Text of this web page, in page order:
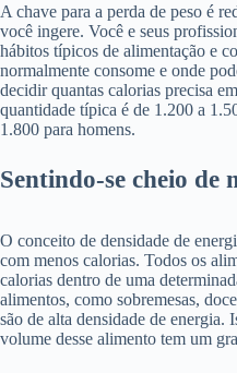
A chave para a perda de peso é
você ingere. Você e seus
hábitos típicos de alimentação e
normalmente consome e onde
decidir quantas calorias precisa
quantidade típica é de 1.200 a
1.800 para homens.
Sentindo-se cheio de
O conceito de densidade de
com menos calorias. Todos os
calorias dentro de uma
alimentos, como sobremesas,
são de alta densidade de energia.
volume desse alimento tem um